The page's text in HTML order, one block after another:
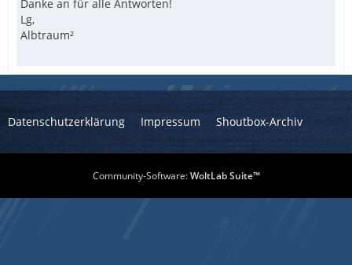
Danke an für alle Antworten!
Lg,
Albtraum²
Datenschutzerklärung Impressum Shoutbox-Archiv
Community-Software:WoltLab Suite™